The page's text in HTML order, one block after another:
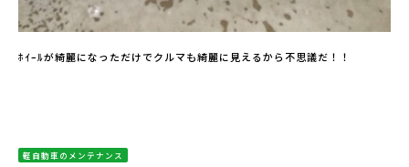
ﾎｲｰﾙが綺麗になっただけでクルマも綺麗に見えるから不思議だ！！
軽自動車のメンテナンス